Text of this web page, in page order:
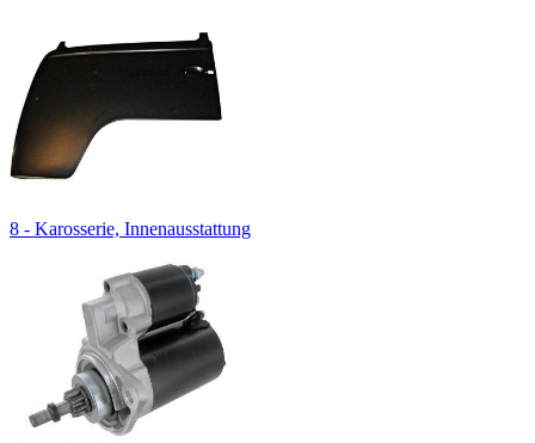
8 - Karosserie, Innenausstattung